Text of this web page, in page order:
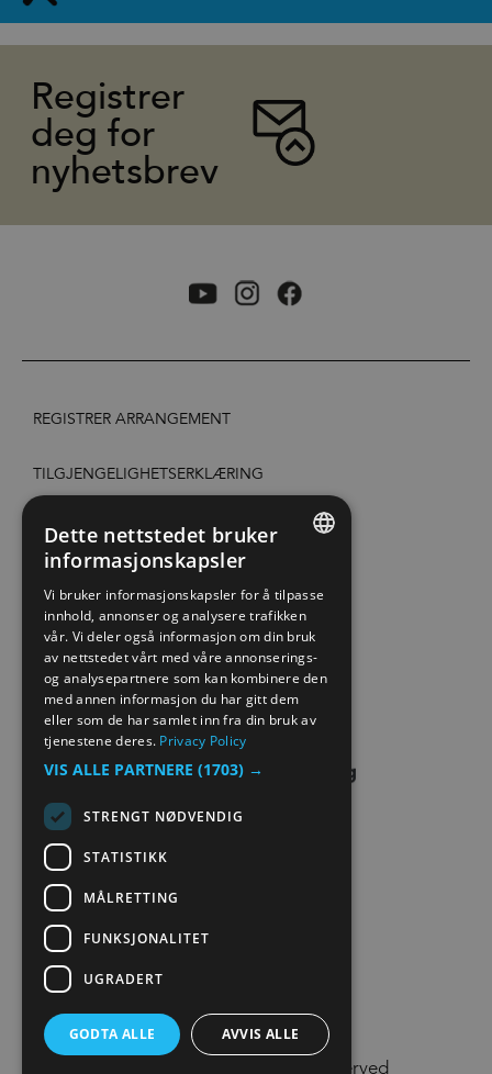
Registrer
deg for
nyhetsbrev
REGISTRER ARRANGEMENT
TILGJENGELIGHETSERKLÆRING
PERSONVERN & COOKIES
EXTRANET
KONTAKT OSS
© Visit Lillehammer 2026. All Rights Reserved
NORWEGIAN
GERMAN
Dette nettstedet bruker
informasjonskapsler
Vi bruker informasjonskapsler for å tilpasse
innhold, annonser og analysere trafikken
vår. Vi deler også informasjon om din bruk
av nettstedet vårt med våre annonserings-
og analysepartnere som kan kombinere den
med annen informasjon du har gitt dem
eller som de har samlet inn fra din bruk av
tjenestene deres. Privacy Policy
VIS ALLE PARTNERE (1703) →
STRENGT NØDVENDIG
STATISTIKK
MÅLRETTING
FUNKSJONALITET
UGRADERT
GODTA ALLE AVVIS ALLE